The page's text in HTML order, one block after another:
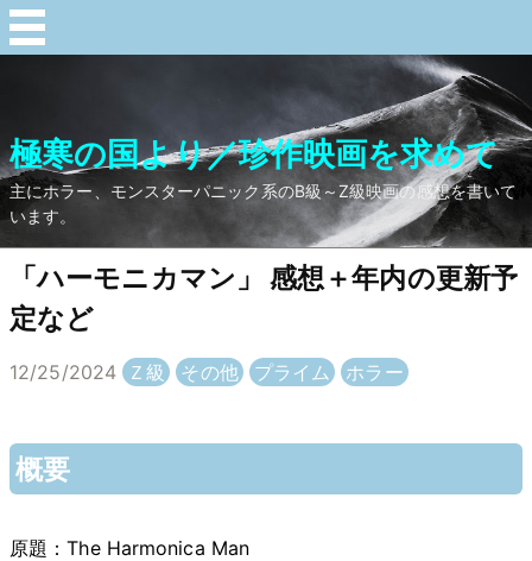
極寒の国より／珍作映画を求めて
主にホラー、モンスターパニック系のB級～Z級映画の感想を書いて
います。
「ハーモニカマン」 感想＋年内の更新予
定など
12/25/2024 Ｚ級 その他 プライム ホラー
概要
原題：The Harmonica Man